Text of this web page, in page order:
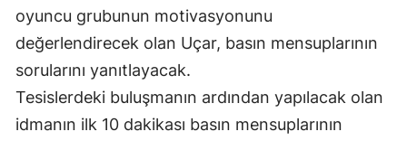
Niğde
Rize
oyuncu grubunun motivasyonunu
değerlendirecek olan Uçar, basın mensuplarının
sorularını yanıtlayacak.
Tesislerdeki buluşmanın ardından yapılacak olan
idmanın ilk 10 dakikası basın mensuplarının